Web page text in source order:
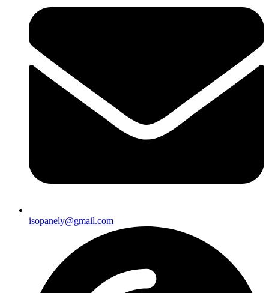
isopanely@gmail.com